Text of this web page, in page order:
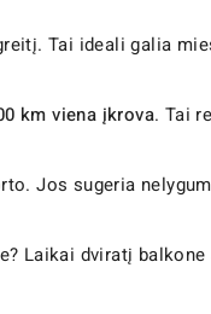
Tai ideali galia
km viena įkrova. Tai
Jos sugeria
Laikai dviratį